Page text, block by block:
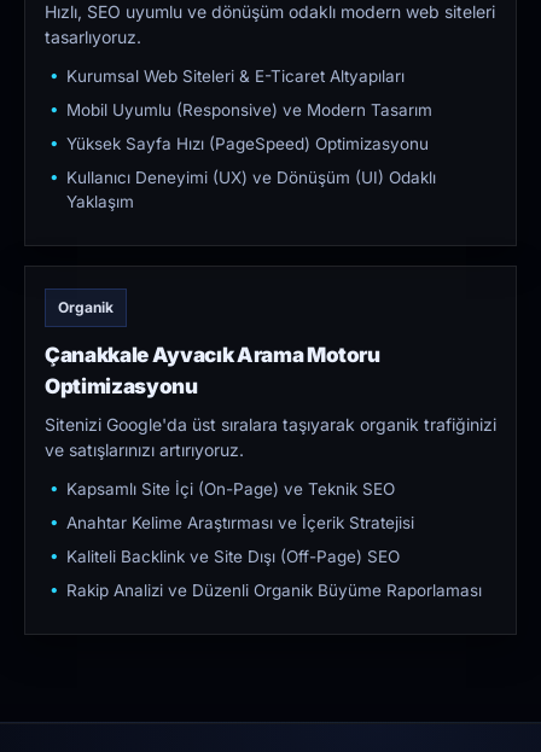
Hızlı, SEO uyumlu ve dönüşüm odaklı modern web siteleri
tasarlıyoruz.
Kurumsal Web Siteleri & E-Ticaret Altyapıları
Mobil Uyumlu (Responsive) ve Modern Tasarım
Yüksek Sayfa Hızı (PageSpeed) Optimizasyonu
Kullanıcı Deneyimi (UX) ve Dönüşüm (UI) Odaklı
Yaklaşım
Organik
Çanakkale Ayvacık Arama Motoru
Optimizasyonu
Sitenizi Google'da üst sıralara taşıyarak organik trafiğinizi
ve satışlarınızı artırıyoruz.
Kapsamlı Site İçi (On-Page) ve Teknik SEO
Anahtar Kelime Araştırması ve İçerik Stratejisi
Kaliteli Backlink ve Site Dışı (Off-Page) SEO
Rakip Analizi ve Düzenli Organik Büyüme Raporlaması